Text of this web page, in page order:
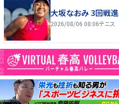
大坂なおみ 3回戦進
2026/08/06 08:06テニス